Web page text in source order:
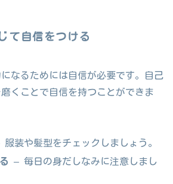
て自信をつける
なるためには自信が必要です。自己
くことで自信を持つことができま
服装や髪型をチェックしましょう。
– 毎日の身だしなみに注意しまし